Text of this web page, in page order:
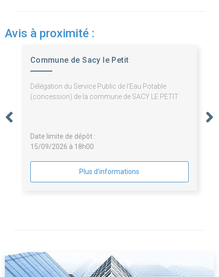
Avis à proximité :
Commune de Sacy le Petit
Délégation du Service Public de l'Eau Potable
(concession) de la commune de SACY LE PETIT
Date limite de dépôt :
15/09/2026 à 18h00
Plus d'informations